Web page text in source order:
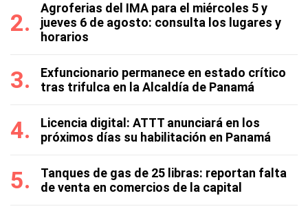
Agroferias del IMA para el miércoles 5 y
jueves 6 de agosto: consulta los lugares y
horarios
Exfuncionario permanece en estado crítico
tras trifulca en la Alcaldía de Panamá
Licencia digital: ATTT anunciará en los
próximos días su habilitación en Panamá
Tanques de gas de 25 libras: reportan falta
de venta en comercios de la capital